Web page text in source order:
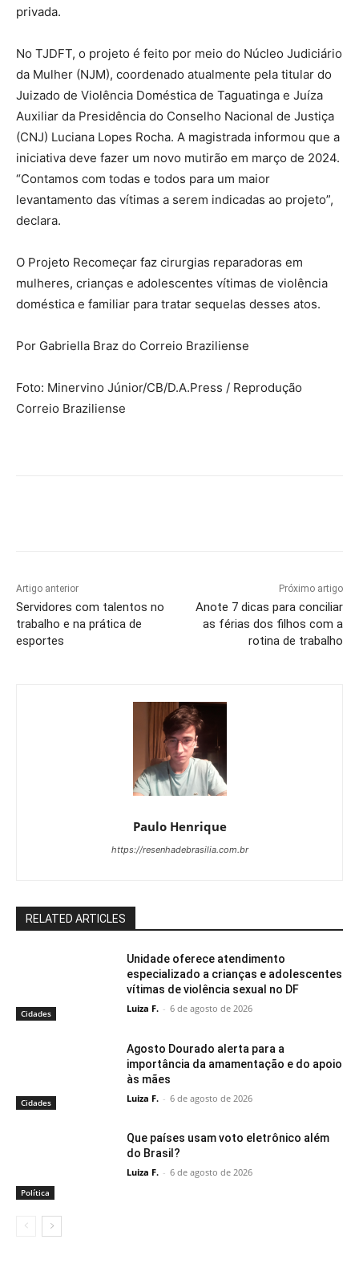
privada.
No TJDFT, o projeto é feito por meio do Núcleo Judiciário
da Mulher (NJM), coordenado atualmente pela titular do
Juizado de Violência Doméstica de Taguatinga e Juíza
Auxiliar da Presidência do Conselho Nacional de Justiça
(CNJ) Luciana Lopes Rocha. A magistrada informou que a
iniciativa deve fazer um novo mutirão em março de 2024.
“Contamos com todas e todos para um maior
levantamento das vítimas a serem indicadas ao projeto”,
declara.
O Projeto Recomeçar faz cirurgias reparadoras em
mulheres, crianças e adolescentes vítimas de violência
doméstica e familiar para tratar sequelas desses atos.
Por Gabriella Braz do Correio Braziliense
Foto: Minervino Júnior/CB/D.A.Press / Reprodução
Correio Braziliense
Artigo anterior
Servidores com talentos no
trabalho e na prática de
esportes
Próximo artigo
Anote 7 dicas para conciliar
as férias dos filhos com a
rotina de trabalho
Paulo Henrique
https://resenhadebrasilia.com.br
RELATED ARTICLES
Cidades
Unidade oferece atendimento
especializado a crianças e adolescentes
vítimas de violência sexual no DF
Luiza F. - 6 de agosto de 2026
Cidades
Agosto Dourado alerta para a
importância da amamentação e do apoio
às mães
Luiza F. - 6 de agosto de 2026
Política
Que países usam voto eletrônico além
do Brasil?
Luiza F. - 6 de agosto de 2026